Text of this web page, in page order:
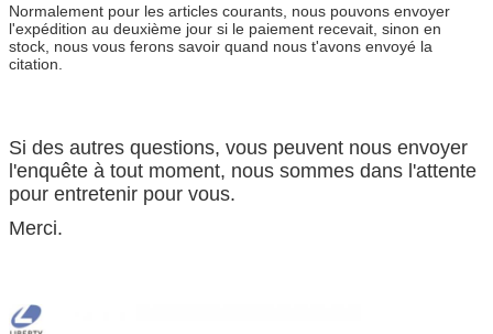
Normalement pour les articles courants, nous pouvons envoyer
l'expédition au deuxième jour si le paiement recevait, sinon en
stock, nous vous ferons savoir quand nous t'avons envoyé la
citation.
Si des autres questions, vous peuvent nous envoyer
l'enquête à tout moment, nous sommes dans l'attente
pour entretenir pour vous.
Merci.